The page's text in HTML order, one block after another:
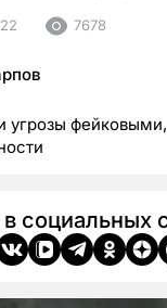
7678
угрозы
социальных